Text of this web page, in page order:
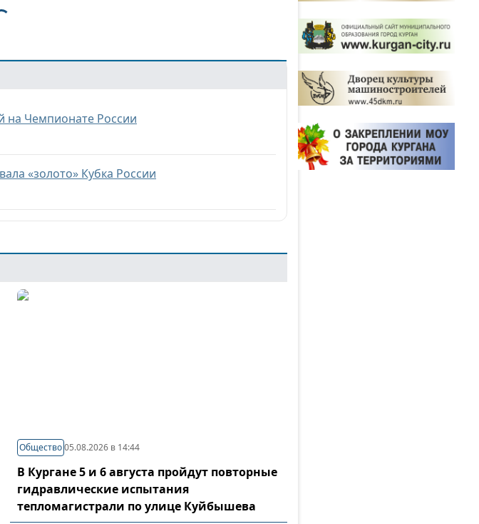
на Чемпионате России
«золото» Кубка России
Общество 05.08.2026 в 14:44
В Кургане 5 и 6 августа пройдут повторные
гидравлические испытания
тепломагистрали по улице Куйбышева